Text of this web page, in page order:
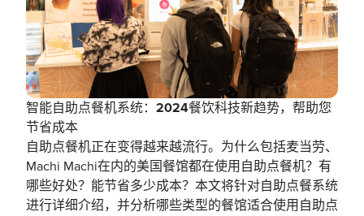
智能自助点餐机系统：2024餐饮科技新趋势，帮助您
节省成本
自助点餐机正在变得越来越流行。为什么包括麦当劳、
Machi Machi在内的美国餐馆都在使用自助点餐机？有
哪些好处？能节省多少成本？本文将针对自助点餐系统
进行详细介绍，并分析哪些类型的餐馆适合使用自助点